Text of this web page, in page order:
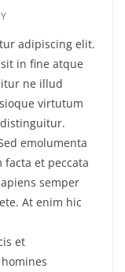
adipiscing elit.
in fine atque
ne illud
virtutum
emolumenta
et peccata
semper
At enim hic
et